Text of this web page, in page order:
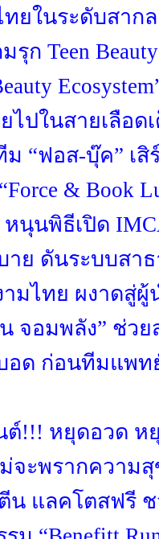
ยในระดับสากล
มรุก Teen
ไปในสายเลือด
ม “ฟอส-บุ๊ค” เ
& Book
นุนพิธีเปิด
าย ดันระบบส
มไทย ผงาดสู่ผู้
จอมพลัง” ช่ว
อด ก่อนทีมแพ
ต์!!! หยุดอวด ห
จะพรากความ
น แลคโตสฟรี